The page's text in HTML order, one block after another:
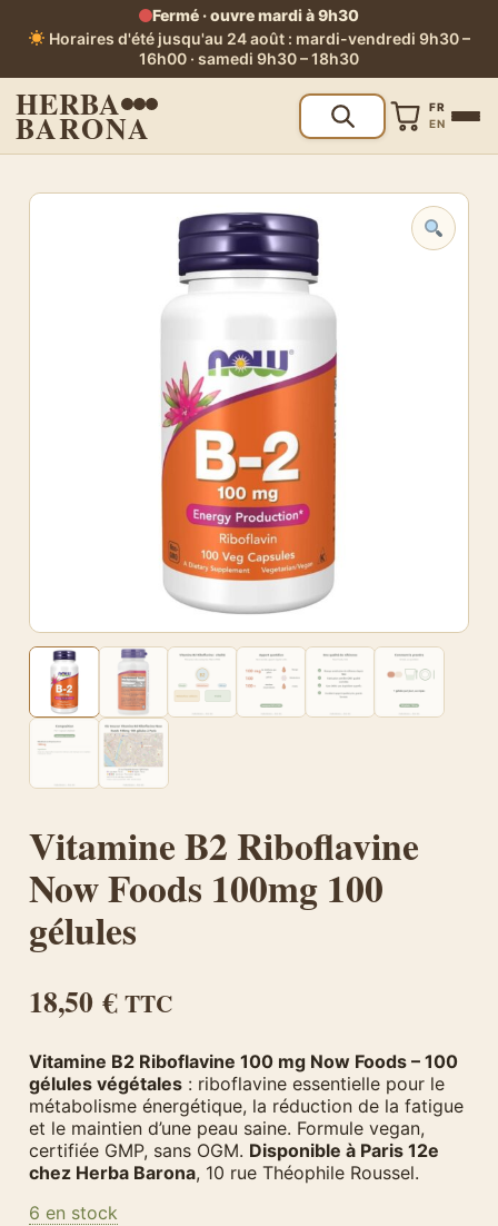
Fermé · ouvre mardi à 9h30
Horaires d'été jusqu'au 24 août : mardi-vendredi 9h30 –
16h00 · samedi 9h30 – 18h30
HERBA
BARONA
FR
EN
Vitamine B2 Riboflavine
Now Foods 100mg 100
gélules
18,50€TTC
Vitamine B2 Riboflavine 100 mg Now Foods – 100
gélules végétales : riboflavine essentielle pour le
métabolisme énergétique, la réduction de la fatigue
et le maintien d’une peau saine. Formule vegan,
certifiée GMP, sans OGM. Disponible à Paris 12e
chez Herba Barona, 10 rue Théophile Roussel.
6 en stock